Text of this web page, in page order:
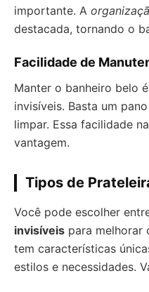
importante. A
destacada, tornando o
Facilidade de
Manter o banheiro belo
invisíveis. Basta um
limpar. Essa facilidade
vantagem.
Tipos de
Você pode escolher
invisíveis para melhorar
tem características
estilos e necessidades.